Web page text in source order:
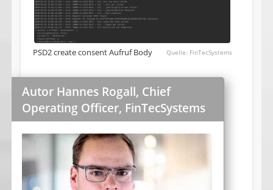
PSD2 create consent Aufruf Body FinTecSystems
Autor Hannes Rogall, Chief
Operating Officer, FinTecSystems